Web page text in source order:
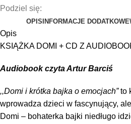
Podziel się:
OPIS INFORMACJE DODATKOWE
Opis
KSIĄŻKA DOMI + CD Z
Audiobook czyta Artur Barciś
,,Domi i krótka bajka o emocjach”to
wprowadza dzieci w fascynujący,
Domi – bohaterka bajki niedługo